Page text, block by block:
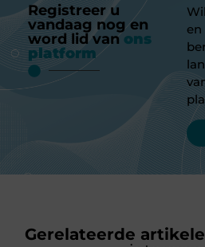
Registreer u
vandaag nog en
word lid van ons
platform
Gerelateerde